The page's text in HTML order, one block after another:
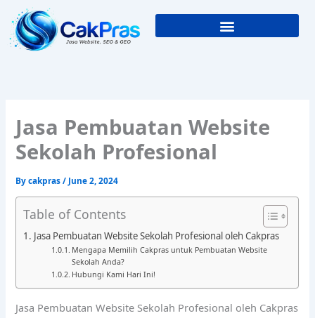
content
Jasa Pembuatan Website
Sekolah Profesional
Bycakpras/ June 2, 2024
Table of Contents
Jasa Pembuatan Website Sekolah Profesional oleh Cakpras
Mengapa Memilih Cakpras untuk Pembuatan Website
Sekolah Anda?
Hubungi Kami Hari Ini!
Jasa Pembuatan Website Sekolah Profesional oleh Cakpras